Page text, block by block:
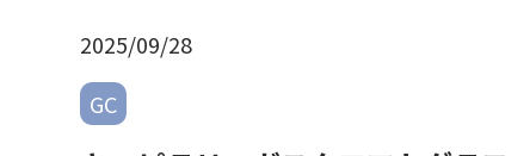
2025/09/28
GC